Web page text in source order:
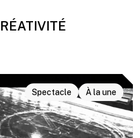
Spectacle À la une